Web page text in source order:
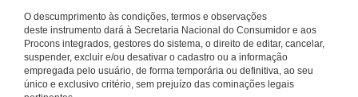
O descumprimento às condições, termos e observações
deste instrumento dará à Secretaria Nacional do Consumidor e aos
Procons integrados, gestores do sistema, o direito de editar, cancelar,
suspender, excluir e/ou desativar o cadastro ou a informação
empregada pelo usuário, de forma temporária ou definitiva, ao seu
único e exclusivo critério, sem prejuízo das cominações legais